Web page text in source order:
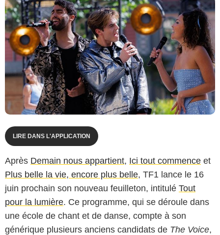
LIRE DANS L'APPLICATION
Après Demain nous appartient, Ici tout commence et
Plus belle la vie, encore plus belle, TF1 lance le 16
juin prochain son nouveau feuilleton, intitulé Tout
pour la lumière. Ce programme, qui se déroule dans
une école de chant et de danse, compte à son
générique plusieurs anciens candidats de The Voice,